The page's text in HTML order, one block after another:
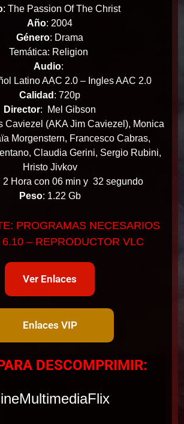
: The Passion Of The Christ
Año: 2004
Género: Drama
Temática: Religion
Audio:
Latino AAC 2.0 – Ingles AAC 2.0
Calidad : 720p
Director: Mel Gibson
Caviezel (AKA Jim Caviezel), Monica
Morgenstern, Francesco Cabras,
Claudia Gerini, Sergio Rubini,
Hristo Jivkov
2 Hora con 06 min y 32 segundo
Peso: 1.22 Gb
PROGRAMAS NECESARIOS
– REPRODUCTOR VLC
Ver Enlaces
Enlaces VIP
DESCOMPRIMIR: